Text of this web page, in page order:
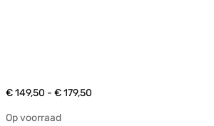
€149,50 - €179,50
Op voorraad